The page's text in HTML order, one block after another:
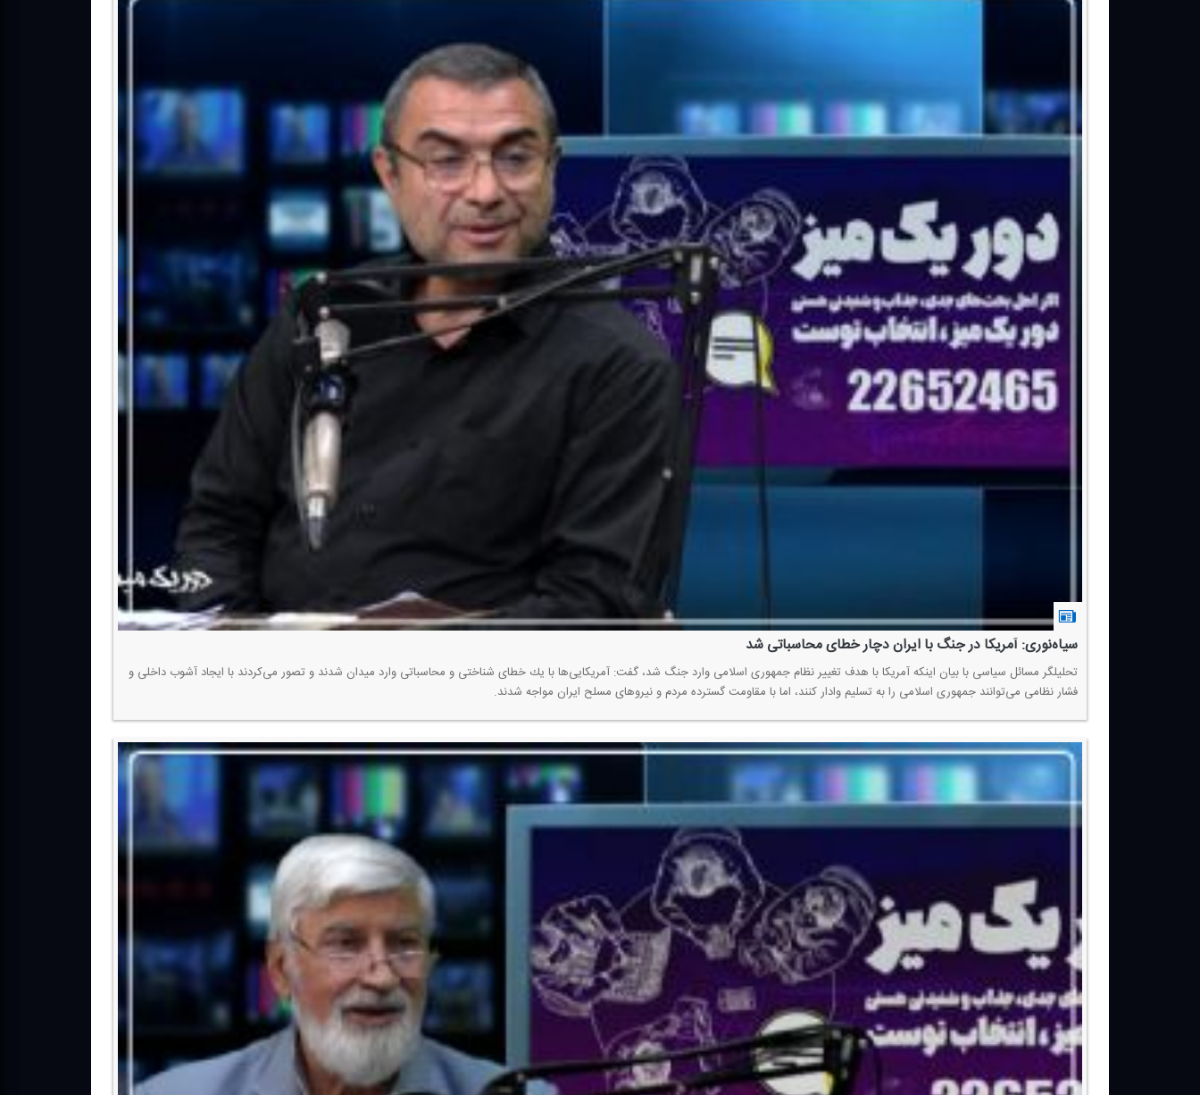
سیاه‌نوری: آمریكا در جنگ با ایران دچار خطای محاسباتی شد
تحلیلگر مسائل سیاسی با بیان اینكه آمریكا با هدف تغییر نظام جمهوری اسلامی وارد جنگ شد، گفت: آمریكایی‌ها با یك خطای شناختی و محاسباتی وارد میدان شدند و تصور می‌كردند با ایجاد آشوب داخلی و
فشار نظامی می‌توانند جمهوری اسلامی را به تسلیم وادار كنند، اما با مقاومت گسترده مردم و نیروهای مسلح ایران مواجه شدند.